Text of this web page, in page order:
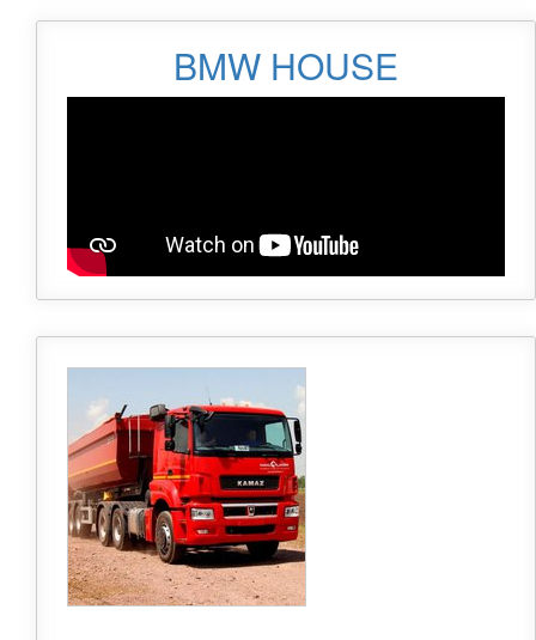
BMW HOUSE